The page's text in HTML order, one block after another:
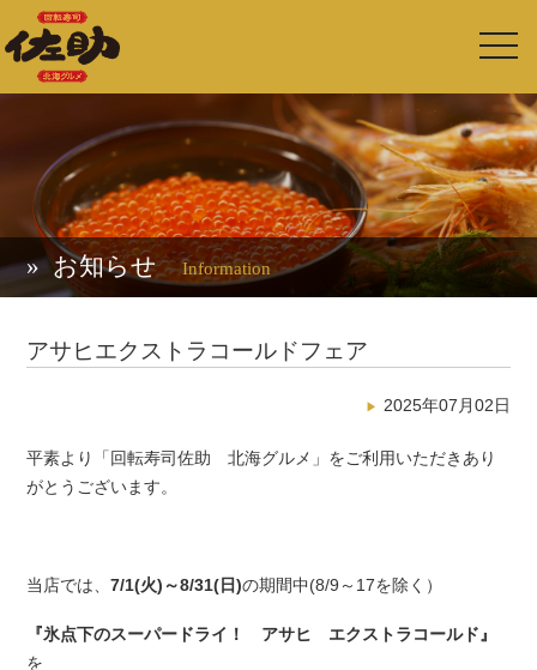
お知らせInformation
アサヒエクストラコールドフェア
2025年07月02日
平素より「回転寿司佐助 北海グルメ」をご利用いただきあり
がとうございます。
当店では、7/1(火)～8/31(日)の期間中(8/9～17を除く）
『氷点下のスーパードライ！ アサヒ エクストラコールド』
を